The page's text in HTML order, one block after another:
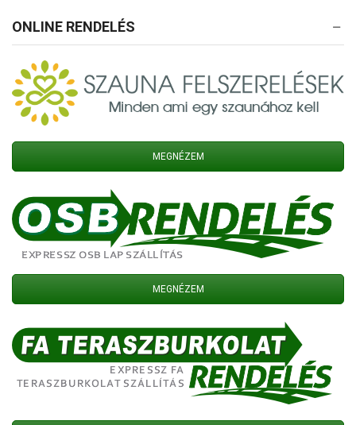
ONLINE RENDELÉS
MEGNÉZEM
MEGNÉZEM